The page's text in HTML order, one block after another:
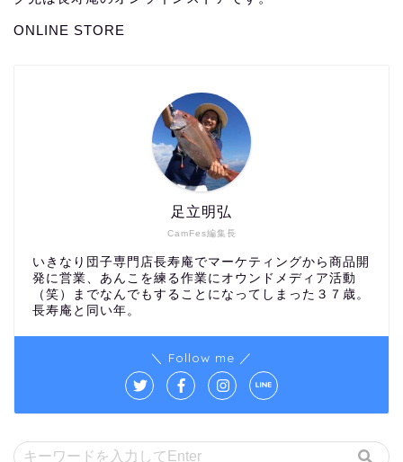
ONLINE STORE
CamFes編集長
足立明弘
いきなり団子専門店長寿庵でマーケティングから商品開
発に営業、あんこを練る作業にオウンドメディア活動
（笑）までなんでもすることになってしまった３７歳。
長寿庵と同い年。
＼ Follow me ／